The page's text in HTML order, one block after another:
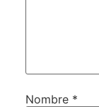
Nombre *